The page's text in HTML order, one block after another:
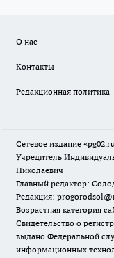
О нас
Контакты
Редакционная политика
Сетевое издание
Учредитель
Николаевич
Главный редактор:
Редакция:
Возрастная категория
Свидетельство о
выдано Федеральной
информационных